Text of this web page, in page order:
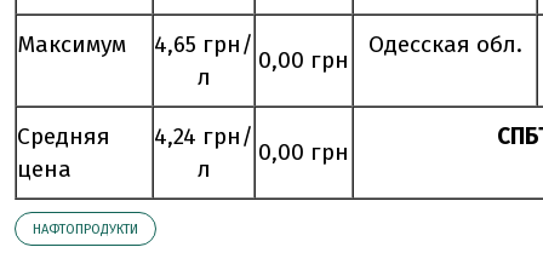
Максимум
4,65 грн/
л
0,00 грн
Одесская обл.
Средняя
цена
4,24 грн/
л
0,00 грн
НАФТОПРОДУКТИ